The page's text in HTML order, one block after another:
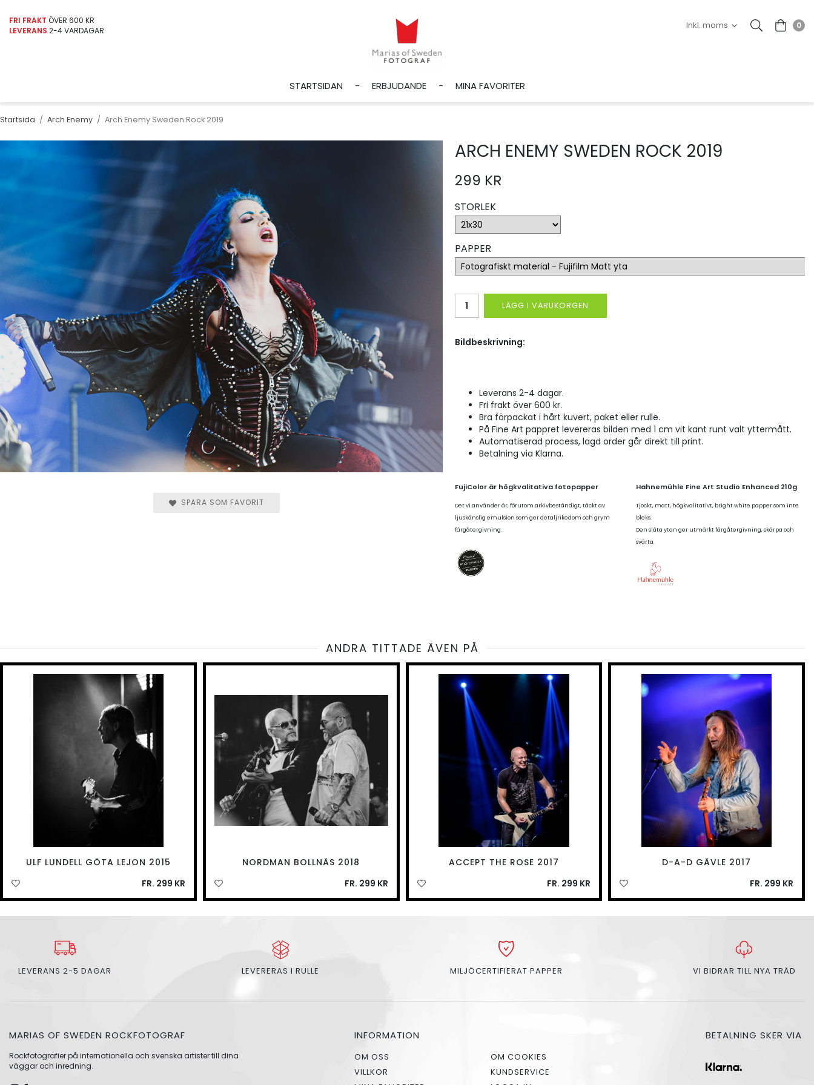
FRI FRAKT ÖVER 600 KR
LEVERANS 2-4 VARDAGAR
0
STARTSIDAN ERBJUDANDE MINA FAVORITER
Startsida / Arch Enemy / Arch Enemy Sweden Rock 2019
ARCH ENEMY SWEDEN ROCK 2019
299 KR
STORLEK
PAPPER
LÄGG I VARUKORGEN
Bildbeskrivning:
Leverans 2-4 dagar.
Fri frakt över 600 kr.
Bra förpackat i hårt kuvert, paket eller rulle.
På Fine Art pappret levereras bilden med 1 cm vit kant runt valt yttermått.
Automatiserad process, lagd order går direkt till print.
Betalning via Klarna.
FujiColor är högkvalitativa fotopapper
Det vi använder är, förutom arkivbeständigt, täckt av
ljuskänslig emulsion som ger detaljrikedom och grym
färgåtergivning.
Hahnemühle Fine Art Studio Enhanced 210g
Tjockt, matt, högkvalitativt, bright white papper som inte
bleks.
Den släta ytan ger utmärkt färgåtergivning, skärpa och
svärta.
SPARA SOM FAVORIT
ANDRA TITTADE ÄVEN PÅ
ULF LUNDELL GÖTA LEJON 2015
FR. 299 KR
NORDMAN BOLLNÄS 2018
FR. 299 KR
ACCEPT THE ROSE 2017
FR. 299 KR
D-A-D GÄVLE 2017
FR. 299 KR
LEVERANS 2-5 DAGAR LEVERERAS I RULLE MILJÖCERTIFIERAT PAPPER VI BIDRAR TILL NYA TRÄD
MARIAS OF SWEDEN ROCKFOTOGRAF
Rockfotografier på internationella och svenska artister till dina
väggar och inredning.
INFORMATION
OM OSS
OM COOKIES
VILLKOR
KUNDSERVICE
BETALNING SKER VIA